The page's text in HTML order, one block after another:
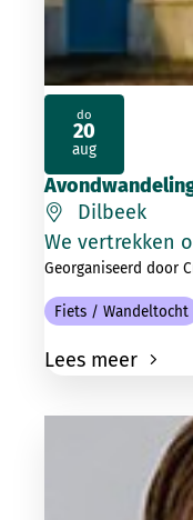
Dilbeek
We vertrekken
Georganiseerd door
Fiets / Wandeltocht
Lees meer
do
20
aug
2026